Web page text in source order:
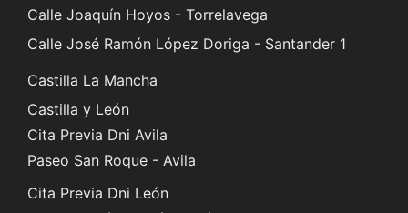
Calle Joaquín Hoyos - Torrelavega
Calle José Ramón López Doriga - Santander 1
Castilla La Mancha
Castilla y León
Cita Previa Dni Avila
Paseo San Roque - Avila
Cita Previa Dni León